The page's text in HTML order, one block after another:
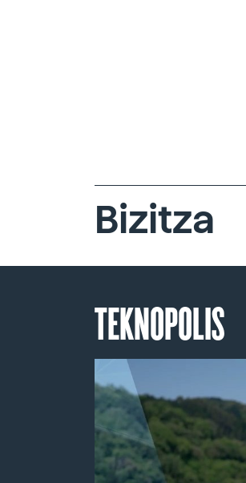
Bizitza
TEKNOPOLIS